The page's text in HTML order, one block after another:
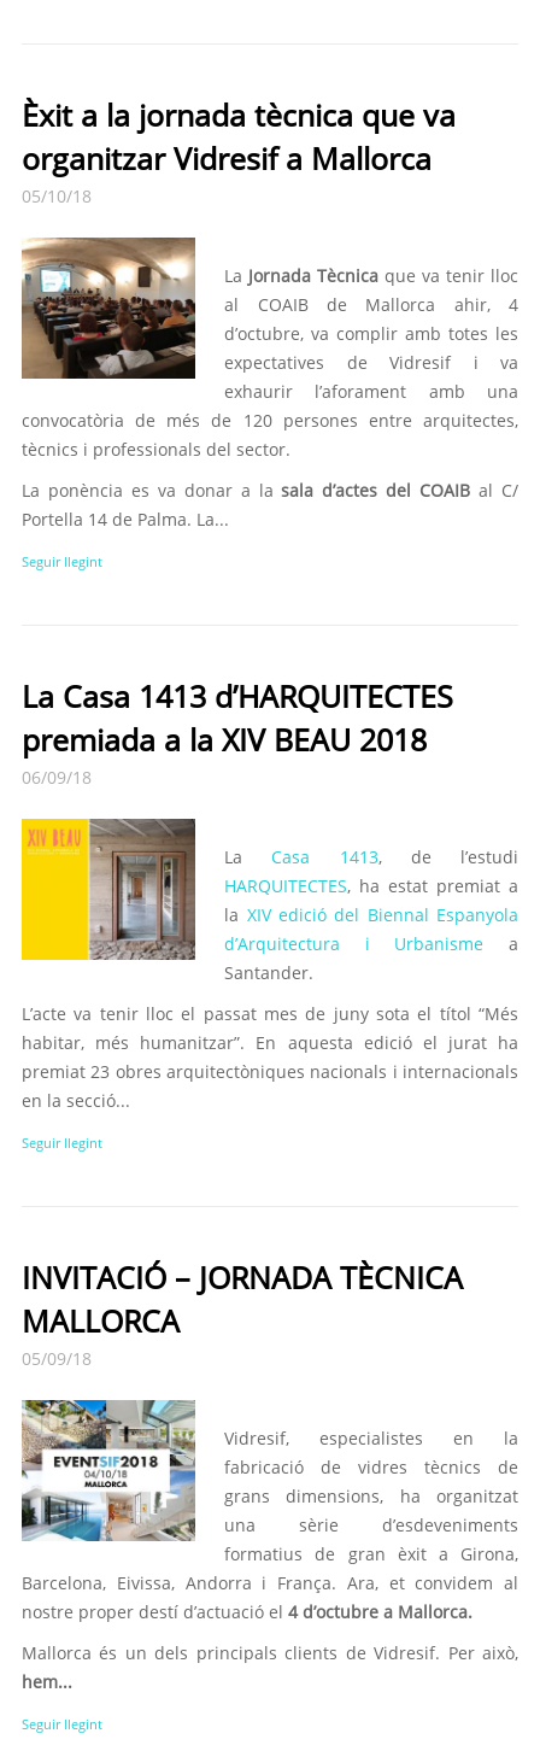
Èxit a la jornada tècnica que va
organitzar Vidresif a Mallorca
05/10/18
La Jornada Tècnica que va tenir lloc
al COAIB de Mallorca ahir, 4
d’octubre, va complir amb totes les
expectatives de Vidresif i va
exhaurir l’aforament amb una
convocatòria de més de 120 persones entre arquitectes,
tècnics i professionals del sector.
La ponència es va donar a lasala d’actes del COAIB al C/
Portella 14 de Palma. La...
Seguir llegint
La Casa 1413 d’HARQUITECTES
premiada a la XIV BEAU 2018
06/09/18
LaCasa 1413, de l’estudi
HARQUITECTES, ha estat premiat a
la XIV edició del Biennal Espanyola
d’Arquitectura i Urbanisme a
Santander.
L’acte va tenir lloc el passat mes de juny sota el títol “Més
habitar, més humanitzar”. En aquesta edició el jurat ha
premiat 23 obres arquitectòniques nacionals i internacionals
en la secció...
Seguir llegint
INVITACIÓ – JORNADA TÈCNICA
MALLORCA
05/09/18
Vidresif, especialistes en la
fabricació de vidres tècnics de
grans dimensions, ha organitzat
una sèrie d’esdeveniments
formatius de gran èxit a Girona,
Barcelona, Eivissa, Andorra i França. Ara, et convidem al
nostre proper destí d’actuació el 4 d’octubre a Mallorca.
Mallorca és un dels principals clients de Vidresif. Per això,
hem...
Seguir llegint